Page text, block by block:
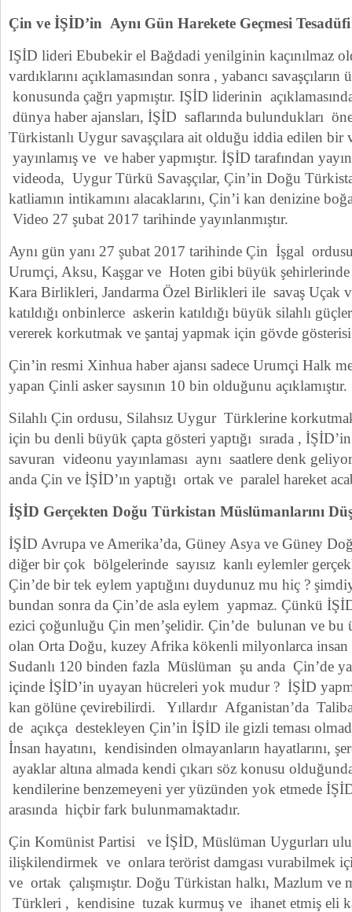
Çin ve İŞİD’in Aynı Gün Harekete Geçmesi
IŞİD lideri Ebubekir el Bağdadi yenilginin kaçınılmaz
vardıklarını açıklamasından sonra , yabancı
konusunda çağrı yapmıştır. IŞİD liderinin
dünya haber ajansları, İŞİD saflarında bulundukları
Türkistanlı Uygur savaşçılara ait olduğu iddia edilen bir
yayınlamış ve ve haber yapmıştır. İŞİD tarafından
videoda, Uygur Türkü Savaşçılar, Çin’in Doğu
katliamın intikamını alacaklarını, Çin’i kan denizine
Video 27 şubat 2017 tarihinde yayınlanmıştır.
Aynı gün yanı 27 şubat 2017 tarihinde Çin İşgal
Urumçi, Aksu, Kaşgar ve Hoten gibi büyük
Kara Birlikleri, Jandarma Özel Birlikleri ile savaş Uçak
katıldığı onbinlerce askerin katıldığı büyük silahlı
vererek korkutmak ve şantaj yapmak için gövde gösterisi
Çin’in resmi Xinhua haber ajansı sadece Urumçi Halk
yapan Çinli asker saysının 10 bin olduğunu açıklamıştır.
Silahlı Çin ordusu, Silahsız Uygur Türklerine
için bu denli büyük çapta gösteri yaptığı sırada ,
savuran videonu yayınlaması aynı saatlere denk
anda Çin ve İŞİD’ın yaptığı ortak ve paralel hareket
İŞİD Gerçekten Doğu Türkistan Müslümanlarını
İŞİD Avrupa ve Amerika’da, Güney Asya ve Güney
diğer bir çok bölgelerinde sayısız kanlı eylemler
Çin’de bir tek eylem yaptığını duydunuz mu hiç ?
bundan sonra da Çin’de asla eylem yapmaz. Çünkü
ezici çoğunluğu Çin men’şelidir. Çin’de bulunan ve bu
olan Orta Doğu, kuzey Afrika kökenli milyonlarca insan
Sudanlı 120 binden fazla Müslüman şu anda Çin’de
içinde İŞİD’in uyayan hücreleri yok mudur ? İŞİD
kan gölüne çevirebilirdi. Yıllardır Afganistan’da
de açıkça destekleyen Çin’in İŞİD ile gizli teması
İnsan hayatını, kendisinden olmayanların hayatlarını,
ayaklar altına almada kendi çıkarı söz konusu
kendilerine benzemeyeni yer yüzünden yok etmede
arasında hiçbir fark bulunmamaktadır.
Çin Komünist Partisi ve İŞİD, Müslüman Uygurları
ilişkilendirmek ve onlara terörist damgası vurabilmek
ve ortak çalışmıştır. Doğu Türkistan halkı, Mazlum ve
Türkleri , kendisine tuzak kurmuş ve ihanet etmiş eli